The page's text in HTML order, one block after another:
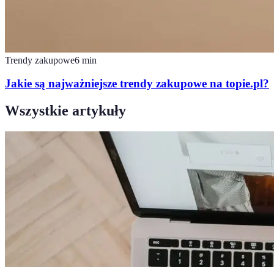
Trendy zakupowe6 min
Jakie są najważniejsze trendy zakupowe na topie.pl?
Wszystkie artykuły